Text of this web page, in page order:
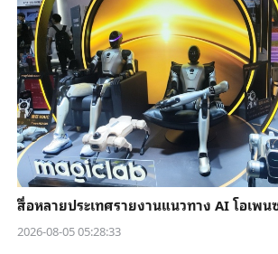
สื่อหลายประเทศรายงานแนวทาง AI โอเพ
2026-08-05 05:28:33